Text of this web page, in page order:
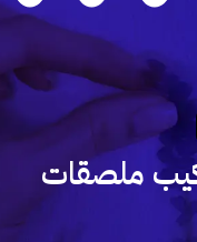
ملصقات